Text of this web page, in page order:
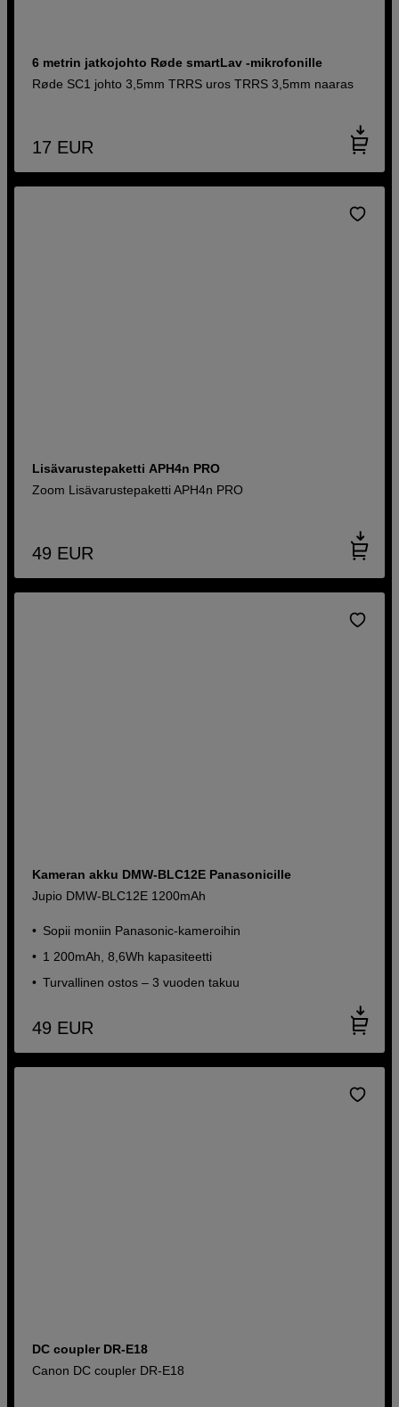
6 metrin jatkojohto Røde smartLav -mikrofonille
Røde SC1 johto 3,5mm TRRS uros TRRS 3,5mm naaras
17 EUR
Lisävarustepaketti APH4n PRO
Zoom Lisävarustepaketti APH4n PRO
49 EUR
Kameran akku DMW-BLC12E Panasonicille
Jupio DMW-BLC12E 1200mAh
Sopii moniin Panasonic-kameroihin
1 200mAh, 8,6Wh kapasiteetti
Turvallinen ostos – 3 vuoden takuu
49 EUR
DC coupler DR-E18
Canon DC coupler DR-E18